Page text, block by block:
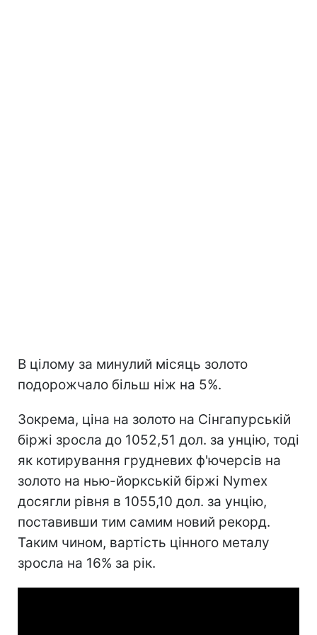
В цілому за минулий місяць золото
подорожчало більш ніж на 5%.
Зокрема, ціна на золото на Сінгапурській
біржі зросла до 1052,51 дол. за унцію, тоді
як котирування грудневих ф'ючерсів на
золото на нью-йоркській біржі Nymex
досягли рівня в 1055,10 дол. за унцію,
поставивши тим самим новий рекорд.
Таким чином, вартість цінного металу
зросла на 16% за рік.